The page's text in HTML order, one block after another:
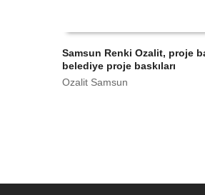
Samsun Renki Ozalit, proje
belediye proje baskıları
Ozalit Samsun